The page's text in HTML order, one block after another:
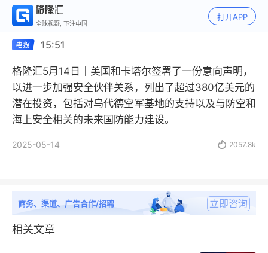
全球视野, 下注中国
打开APP
15:51
格隆汇5月14日｜美国和卡塔尔签署了一份意向声明，
以进一步加强安全伙伴关系，列出了超过380亿美元的
潜在投资，包括对乌代德空军基地的支持以及与防空和
海上安全相关的未来国防能力建设。
2025-05-14  2057.8k
商务、渠道、广告合作/招聘 立即咨询
相关文章